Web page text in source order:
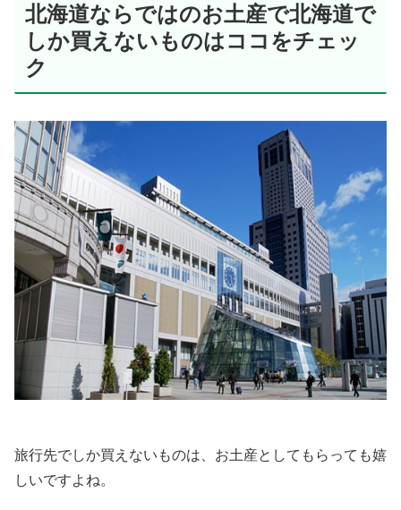
北海道ならではのお土産で北海道で
しか買えないものはココをチェッ
ク
旅行先でしか買えないものは、お土産としてもらっても嬉
しいですよね。